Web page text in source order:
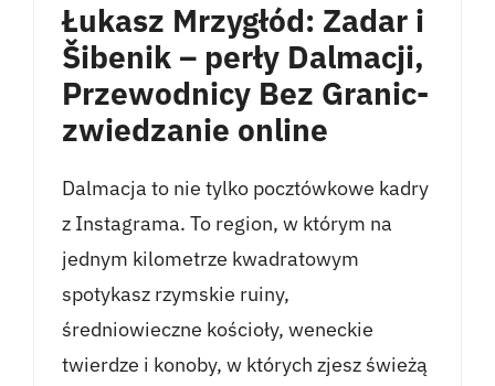
Łukasz Mrzygłód: Zadar i
Šibenik – perły Dalmacji,
Przewodnicy Bez Granic-
zwiedzanie online
Dalmacja to nie tylko pocztówkowe kadry
z Instagrama. To region, w którym na
jednym kilometrze kwadratowym
spotykasz rzymskie ruiny,
średniowieczne kościoły, weneckie
twierdze i konoby, w których zjesz świeżą